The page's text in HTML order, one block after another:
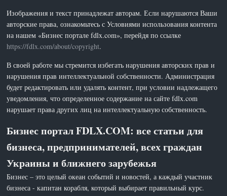
Изображения и текст принадлежат авторам. Если нарушаются Ваши
авторские права, ознакомьтесь с Условиями использования контента
на нашем «Бизнес портале fdlx.com», перейдя по ссылке
https://fdlx.com/about/copyright.
В своей работе мы стремится избегать нарушения авторских прав и
нарушения прав интеллектуальной собственности. Администрация
будет редактировать или удалять контент, при условии надлежащего
уведомления, что определенное содержание на сайте fdlx.com
нарушает права других лиц на интеллектуальную собственность.
Бизнес портал FDLX.COM: все статьи для
бизнеса, предпринимателей, всех граждан
Украины и ближнего зарубежья
Бизнес – это целый океан событий и новостей, а каждый участник
бизнеса - капитан корабля, который выбирает правильный курс.